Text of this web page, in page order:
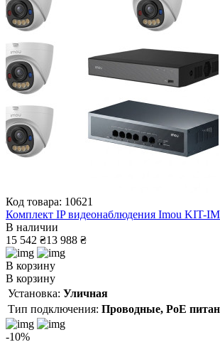
Код товара: 10621
Комплект IP видеонаблюдения Imou KIT-
В наличии
15 542 ₴13 988 ₴
В корзину
В корзину
Установка: Уличная
Тип подключения: Проводные, PoE
-10%